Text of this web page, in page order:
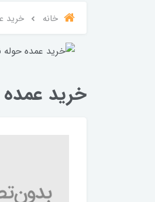
خانه خرید
خرید